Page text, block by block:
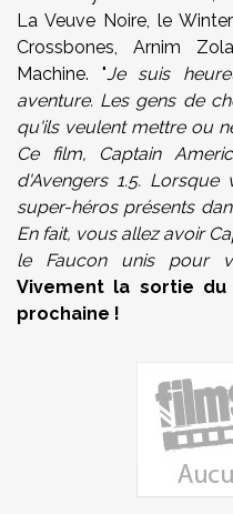
La Veuve Noire, le
Crossbones, Arnim
Machine. "Je suis
aventure. Les gens de
qu'ils veulent mettre ou
Ce film, Captain
d'Avengers 1.5.
super-héros présents
En fait, vous allez avoir
le Faucon unis pour
Vivement la sortie
prochaine !